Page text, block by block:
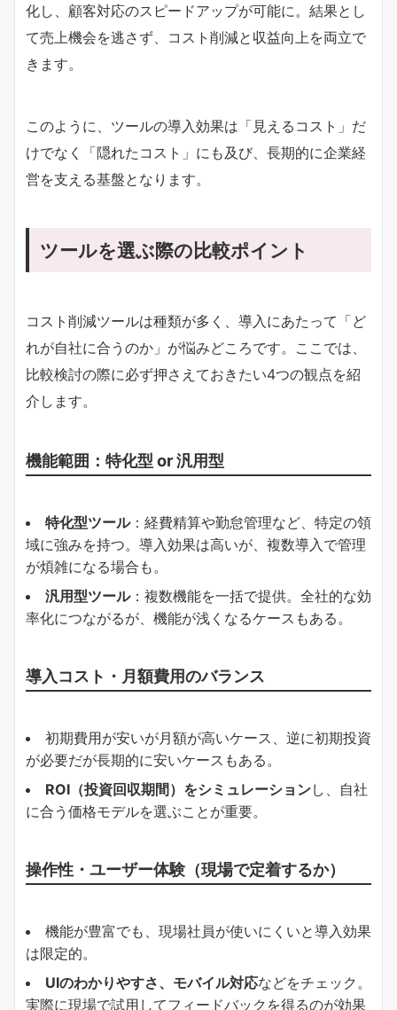
化し、顧客対応のスピードアップが可能に。結果とし
て売上機会を逃さず、コスト削減と収益向上を両立で
きます。
このように、ツールの導入効果は「見えるコスト」だ
けでなく「隠れたコスト」にも及び、長期的に企業経
営を支える基盤となります。
ツールを選ぶ際の比較ポイント
コスト削減ツールは種類が多く、導入にあたって「ど
れが自社に合うのか」が悩みどころです。ここでは、
比較検討の際に必ず押さえておきたい4つの観点を紹
介します。
機能範囲：特化型 or 汎用型
特化型ツール：経費精算や勤怠管理など、特定の領
域に強みを持つ。導入効果は高いが、複数導入で管理
が煩雑になる場合も。
汎用型ツール：複数機能を一括で提供。全社的な効
率化につながるが、機能が浅くなるケースもある。
導入コスト・月額費用のバランス
初期費用が安いが月額が高いケース、逆に初期投資
が必要だが長期的に安いケースもある。
ROI（投資回収期間）をシミュレーションし、自社
に合う価格モデルを選ぶことが重要。
操作性・ユーザー体験（現場で定着するか）
機能が豊富でも、現場社員が使いにくいと導入効果
は限定的。
UIのわかりやすさ、モバイル対応などをチェック。
実際に現場で試用してフィードバックを得るのが効果